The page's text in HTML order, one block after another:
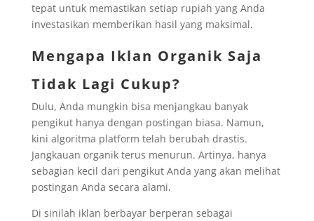
tepat untuk memastikan setiap rupiah yang Anda
investasikan memberikan hasil yang maksimal.
Mengapa Iklan Organik Saja
Tidak Lagi Cukup?
Dulu, Anda mungkin bisa menjangkau banyak
pengikut hanya dengan postingan biasa. Namun,
kini algoritma platform telah berubah drastis.
Jangkauan organik terus menurun. Artinya, hanya
sebagian kecil dari pengikut Anda yang akan melihat
postingan Anda secara alami.
Di sinilah iklan berbayar berperan sebagai